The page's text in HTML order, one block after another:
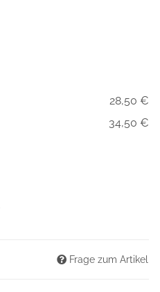
28,50 €
34,50 €
Frage zum Artikel